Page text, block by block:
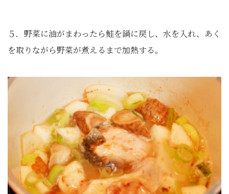
５．野菜に油がまわったら鮭を鍋に戻し、水を入れ、あく
を取りながら野菜が煮えるまで加熱する。